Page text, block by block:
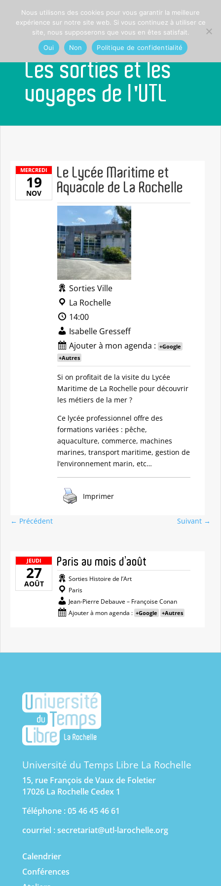
Les sorties et les
voyages de l'UTL
MERCREDI
19
NOV
Le Lycée Maritime et
Aquacole de La Rochelle
Sorties Ville
La Rochelle
14:00
Isabelle Gresseff
Ajouter à mon agenda : +Google
+Autres
Si on profitait de la visite du Lycée
Maritime de La Rochelle pour découvrir
les métiers de la mer ?
Ce lycée professionnel offre des
formations variées : pêche,
aquaculture, commerce, machines
marines, transport maritime, gestion de
l’environnement marin, etc…
Imprimer
← Précédent Suivant →
JEUDI
27
AOÛT
Paris au mois d’août
Sorties Histoire de l’Art
Paris
Jean-Pierre Debauve – Françoise Conan
Ajouter à mon agenda : +Google +Autres
Université du Temps Libre La Rochelle
15, rue François de Vaux de Foletier
17026 La Rochelle Cedex 1
Téléphone : 05 46 45 46 61
courriel :secretariat@utl-larochelle.org
Calendrier
Conférences
Nous utilisons des cookies pour vous garantir la meilleure
expérience sur notre site web. Si vous continuez à utiliser ce
site, nous supposerons que vous en êtes satisfait.
Oui
Non Politique de confidentialité